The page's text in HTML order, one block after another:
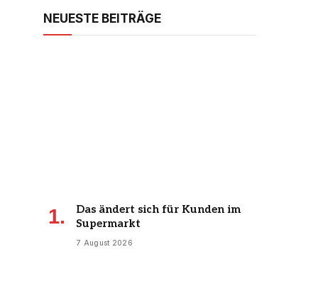
NEUESTE BEITRÄGE
Das ändert sich für Kunden im
Supermarkt
7 August 2026